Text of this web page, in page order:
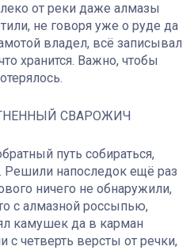
от реки даже алмазы
не говоря уже о руде да
владел, всё записывал
хранится. Важно, чтобы
СВАРОЖИЧ
путь собираться,
Решили напоследок ещё раз
ничего не обнаружили,
с алмазной россыпью,
камушек да в карман
с четверть версты от речки,